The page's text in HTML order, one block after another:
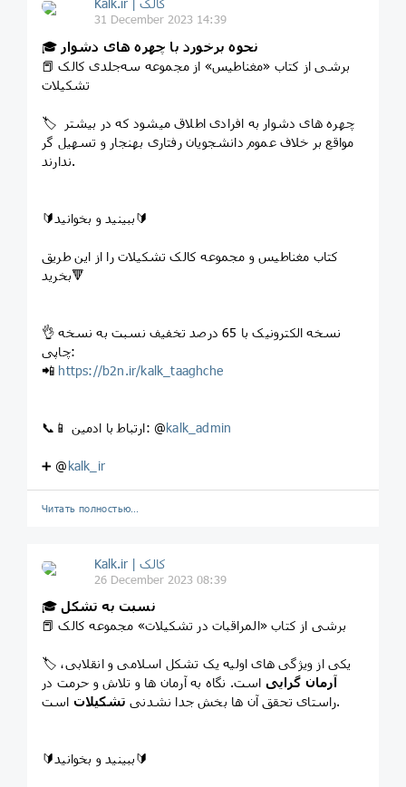
Kalk.ir | کالک
31 December 2023 14:39
🎓 نحوه برخورد با چهره های دشوار
📕 برشی از کتاب «مغناطیس» از مجموعه سه‌جلدی کالک
تشکیلات
🏷️ چهره های دشوار به افرادی اطلاق میشود که در بیشتر
مواقع بر خلاف عموم دانشجویان رفتاری بهنجار و تسهیل گر
ندارند.
🔰ببینید و بخوانید🔰
کتاب مغناطیس و مجموعه کالک تشکیلات را از این طریق
بخرید🔻
👌 نسخه الکترونیک با 65 درصد تخفیف نسبت به نسخه
چاپی:
📲 https://b2n.ir/kalk_taaghche
📞📱 ارتباط با ادمین: @kalk_admin
➕ @kalk_ir
Читать полностью…
Kalk.ir | کالک
26 December 2023 08:39
🎓نسبت به تشکل
📕 برشی از کتاب «المراقبات در تشکیلات» مجموعه کالک
🏷️ یکی از ویژگی های اولیه یک تشکل اسلامی و انقلابی،
آرمان گرایی است. نگاه به آرمان ها و تلاش و حرمت در
راستای تحقق آن ها بخش جدا نشدنی تشکیلات است.
🔰ببینید و بخوانید🔰